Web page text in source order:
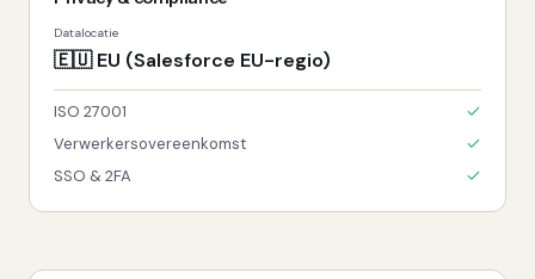
Datalocatie
🇪🇺 EU (Salesforce EU-regio)
ISO 27001
Verwerkersovereenkomst
SSO & 2FA